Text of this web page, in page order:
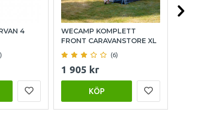
4
WECAMP KOMPLETT
FRONT CARAVANSTORE XL
(6)
1 905 kr
KÖP